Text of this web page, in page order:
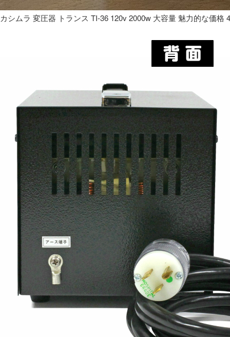
カシムラ 変圧器 トランス TI-36 120v 2000w 大容量 魅力的な価格